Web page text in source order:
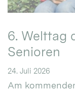
6. Welttag
Senioren
24. Juli 2026
Am